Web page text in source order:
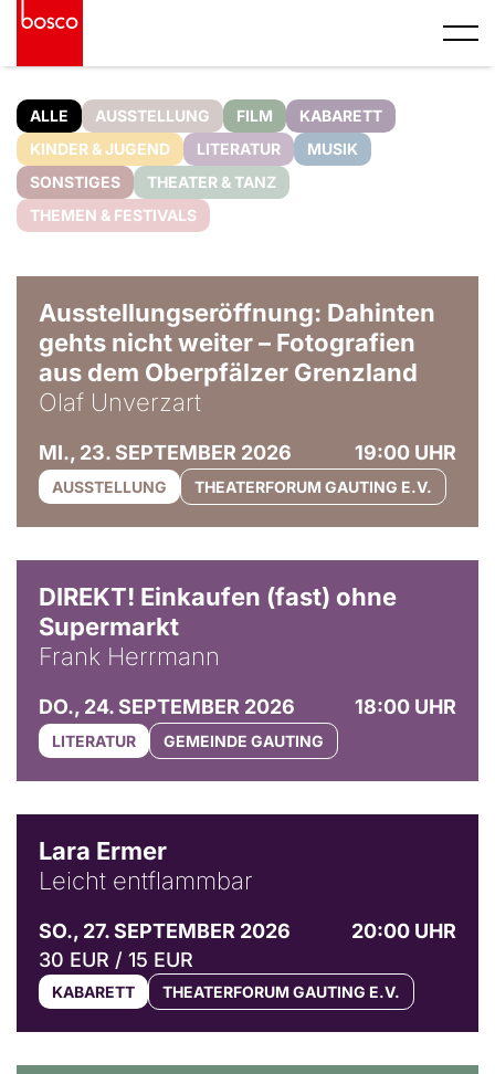
ALLE AUSSTELLUNG FILM
KABARETT
KINDER & JUGEND
LITERATUR
MUSIK
SONSTIGES
THEATER & TANZ
THEMEN & FESTIVALS
Ausstellungseröffnung: Dahinten
gehts nicht weiter – Fotografien
aus dem Oberpfälzer Grenzland
Olaf Unverzart
MI., 23. SEPTEMBER 2026 19:00 UHR
AUSSTELLUNG THEATERFORUM GAUTING E.V.
DIREKT! Einkaufen (fast) ohne
Supermarkt
Frank Herrmann
DO., 24. SEPTEMBER 2026 18:00 UHR
LITERATUR GEMEINDE GAUTING
Lara Ermer
Leicht entflammbar
SO., 27. SEPTEMBER 2026
20:00 UHR
30 EUR / 15 EUR
KABARETT THEATERFORUM GAUTING E.V.